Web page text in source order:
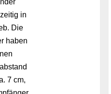
in
Die
haben
7 cm,